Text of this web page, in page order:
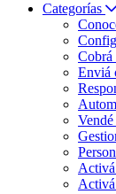
Categorías
Cobrá
Enviá